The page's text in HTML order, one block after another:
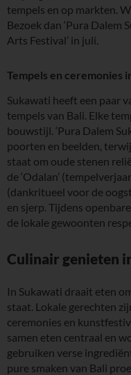
tempels en op markten.
Bezoek dan ‘Pura Dalem
Arts Festival’ in juli.
Tempels en ceremonies
Sukawati heeft een paar
tempels van Bali. Elke
bouwstijl. ‘Pura Dalem
poorten en beelden,
staat om oude stenen
de ‘Odalan’
(dankritueel voor de
en sjerp. Tijdens
de lokale gewoonten
Culinair genieten
In Sukawati draait eten
staat. Lokale gerechten
ceremonies en
samen eten centraal en
gebruiken verse
pure smaken van Bali